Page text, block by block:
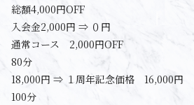
総額4,000円OFF
入会金2,000円 ⇒ ０円
通常コース 2,000円OFF
80分
18,000円 ⇒ １周年記念価格 16,000円
100分